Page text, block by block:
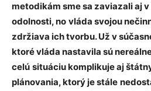
metodikám sme sa zaviazali aj v
odolnosti, no vláda svojou
zdržiava ich tvorbu. Už v
ktoré vláda nastavila sú
celú situáciu komplikuje aj
plánovania, ktorý je stále